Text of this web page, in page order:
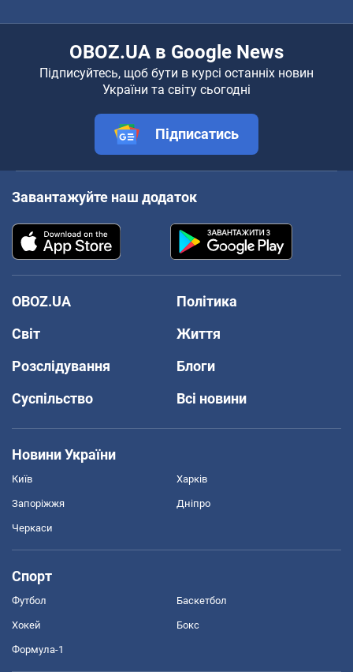
OBOZ.UA в Google News
Підписуйтесь, щоб бути в курсі останніх новин
України та світу сьогодні
Підписатись
Завантажуйте наш додаток
OBOZ.UA
Політика
Світ
Життя
Розслідування
Блоги
Суспільство
Всі новини
Новини України
Київ Харків
Запоріжжя Дніпро
Черкаси
Спорт
Футбол Баскетбол
Хокей Бокс
Формула-1